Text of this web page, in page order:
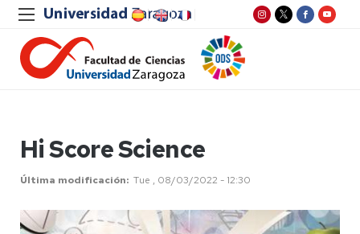
Hi Score Science
Última modificación Tue , 08/03/2022 - 12:30